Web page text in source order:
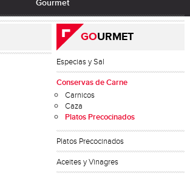
Gourmet
GOURMET
Especias y Sal
Conservas de Carne
Carnicos
Caza
Platos Precocinados
Platos Precocinados
Aceites y Vinagres